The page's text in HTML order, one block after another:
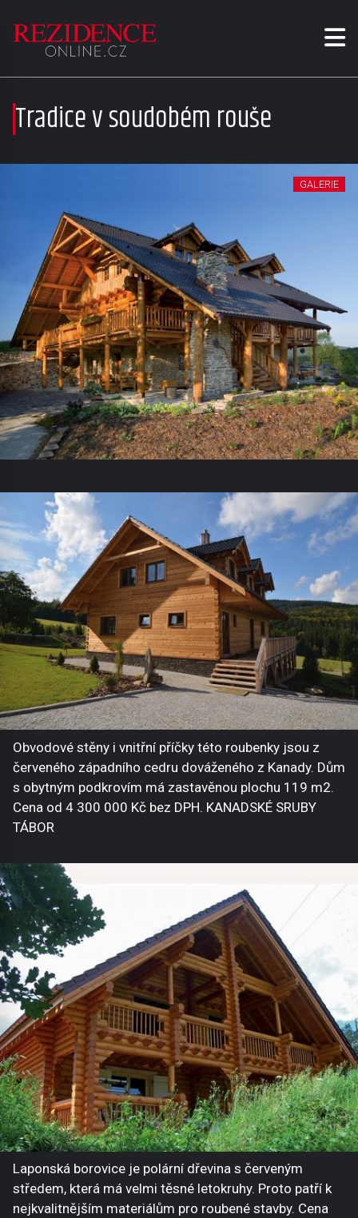
Tradice v soudobém rouše
GALERIE
Obvodové stěny i vnitřní příčky této roubenky jsou z
červeného západního cedru dováženého z Kanady. Dům
s obytným podkrovím má zastavěnou plochu 119 m2.
Cena od 4 300 000 Kč bez DPH. KANADSKÉ SRUBY
TÁBOR
Laponská borovice je polární dřevina s červeným
středem, která má velmi těsné letokruhy. Proto patří k
nejkvalitnějším materiálům pro roubené stavby. Cena